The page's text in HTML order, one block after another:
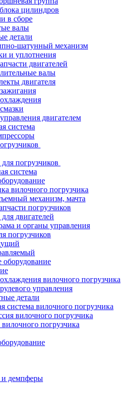
цилиндров
в сборе
валы
детали
шатунный механизм
и уплотнения
двигателей
валы
двигателя
двигателем
система
погрузчиков
система
вилочного погрузчика
механизм, мачта
погрузчиков
двигателей
и органы управления
погрузчиков
оборудование
вилочного погрузчика
управления
детали
система вилочного погрузчика
вилочного погрузчика
погрузчика
демпферы